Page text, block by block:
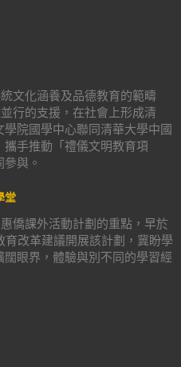
文化涵養及品德教育的範疇
行的支援，在社會上形成清
院國學中心聯同清華大學中國
手推動「禮儀文明教育項
與。
堂
惠僑課外活動計劃的重點，早於
改革建議開展該計劃，冀盼學
眼界，體驗與別不同的學習經